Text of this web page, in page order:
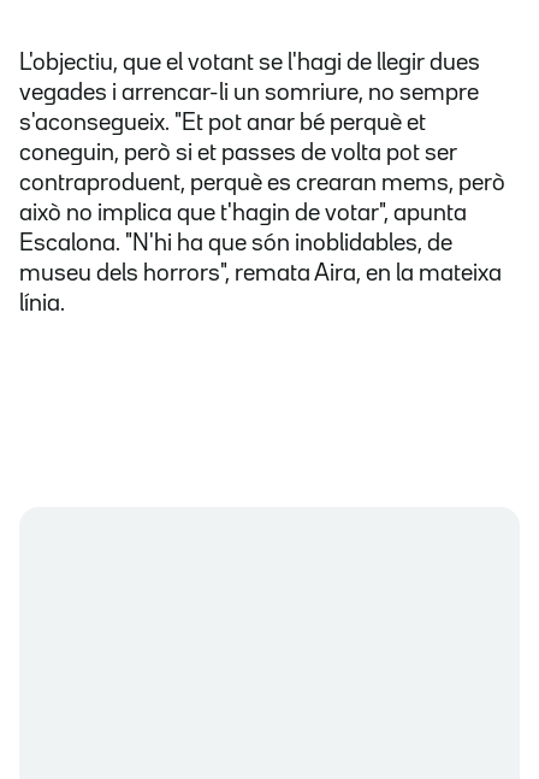
L'objectiu, que el votant se l'hagi de llegir dues
vegades i arrencar-li un somriure, no sempre
s'aconsegueix. "Et pot anar bé perquè et
coneguin, però si et passes de volta pot ser
contraproduent, perquè es crearan mems, però
això no implica que t'hagin de votar", apunta
Escalona. "N'hi ha que són inoblidables, de
museu dels horrors", remata Aira, en la mateixa
línia.